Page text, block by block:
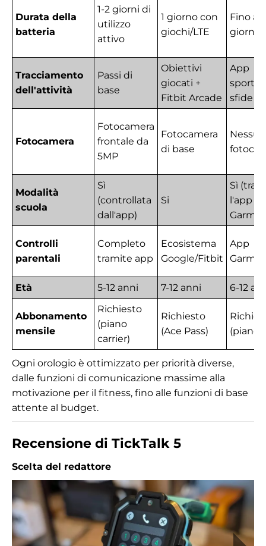
Durata della
batteria
1-2 giorni di
utilizzo
attivo
1 giorno con
giochi/LTE
Fino a 2
giorni
Tracciamento
dell'attività
Passi di
base
Obiettivi
giocati +
Fitbit Arcade
App
sfide
Fotocamera
Fotocamera
frontale da
5MP
Fotocamera
di base
Modalità
scuola
Sì
(controllata
dall'app)
Si
Sì
l'app
Garmin
Controlli
parentali
Completo
tramite app
Ecosistema
Google/Fitbit
App
Garmin
Età 5-12 anni 7-12 anni 6-12
Abbonamento
mensile
Richiesto
(piano
carrier)
Richiesto
(Ace Pass)
(piano
Ogni orologio è ottimizzato per priorità diverse,
dalle funzioni di comunicazione massime alla
motivazione per il fitness, fino alle funzioni di base
attente al budget.
Recensione di TickTalk 5
Scelta del redattore